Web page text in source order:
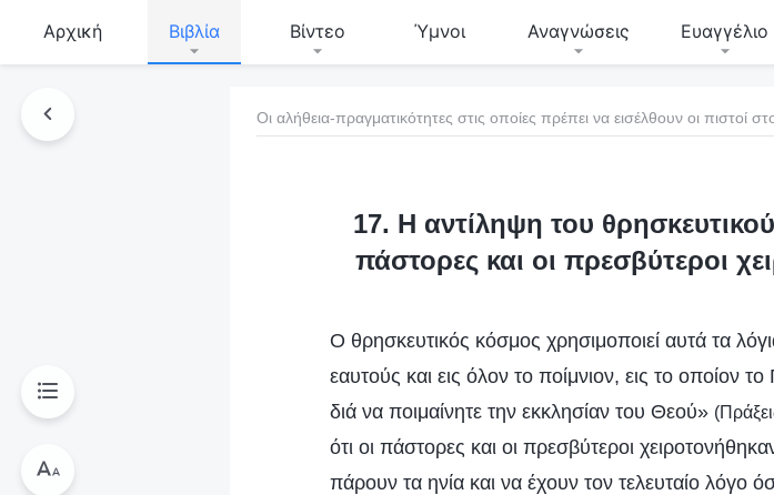
Αρχική Βιβλία Βίντεο Ύμνοι Αναγνώσεις Ευαγγέλιο
Οι αλήθεια-πραγματικότητες στις οποίες πρέπει να εισέλθουν οι πιστοί
17. Η αντίληψη του
πάστορες και οι πρεσβύτεροι
Ο θρησκευτικός κόσμος χρησιμοποιεί αυτά τα
εαυτούς και εις όλον το ποίμνιον, εις το οποίον
διά να ποιμαίνητε την εκκλησίαν του Θεού»
ότι οι πάστορες και οι πρεσβύτεροι
πάρουν τα ηνία και να έχουν τον τελευταίο λόγο